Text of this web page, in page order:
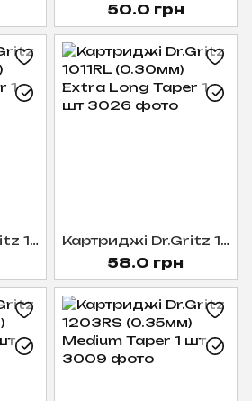
50.0 грн
Картриджі Dr.Gritz 1009RL (0.30мм) Extra Long Taper 1 шт Картриджі Dr.Gritz 1011RL (0.30мм) Extra Long Taper 1 шт
58.0 грн